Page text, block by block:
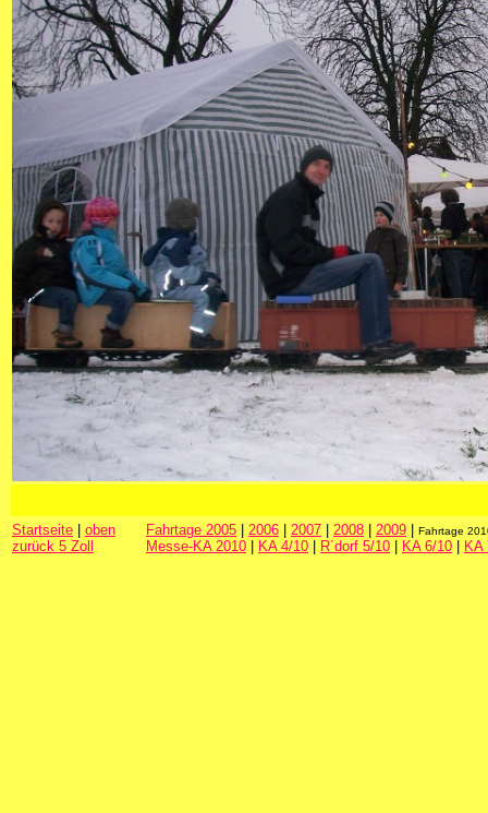
Startseite
oben
zurück 5 Zoll
Fahrtage 2005 2006 2007 2008 2009 Fahrtage
Messe-KA 2010 KA 4/10 R´dorf 5/10 KA 6/10 KA